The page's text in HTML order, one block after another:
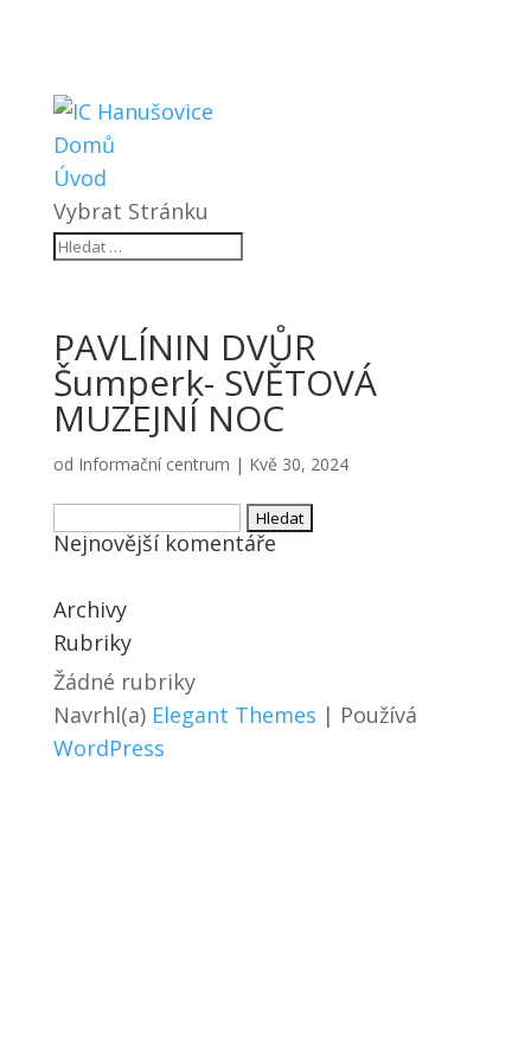
Domů
Úvod
Vybrat Stránku
PAVLÍNIN DVŮR
Šumperk- SVĚTOVÁ
MUZEJNÍ NOC
od Informační centrum | Kvě 30, 2024
Vyhledávání
Nejnovější komentáře
Archivy
Rubriky
Žádné rubriky
Navrhl(a) Elegant Themes | Používá
WordPress